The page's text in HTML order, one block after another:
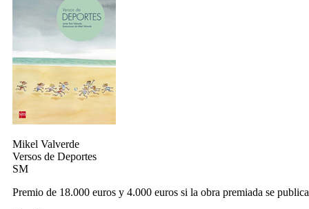
Mikel Valverde
Versos de Deportes
SM
Premio de 18.000 euros y 4.000 euros si la obra premiada se